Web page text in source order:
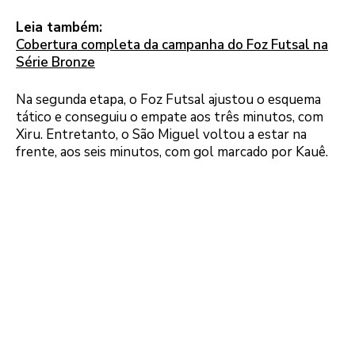
Leia também:
Cobertura completa da campanha do Foz Futsal na
Série Bronze
Na segunda etapa, o Foz Futsal ajustou o esquema
tático e conseguiu o empate aos três minutos, com
Xiru. Entretanto, o São Miguel voltou a estar na
frente, aos seis minutos, com gol marcado por Kauê.